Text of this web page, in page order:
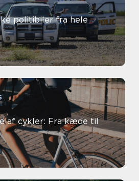
politibiler fra hele
af cykler: Fra kæde til